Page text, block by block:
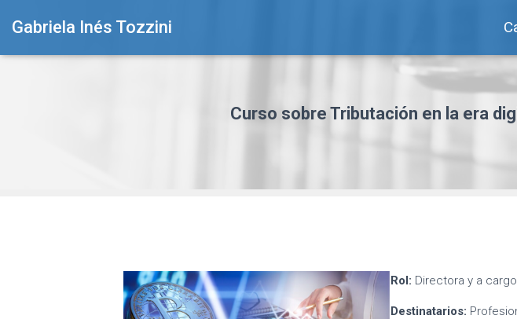
Gabriela Inés Tozzini
Curso sobre Tributación en la era
Rol: Directora y a
Destinatarios: